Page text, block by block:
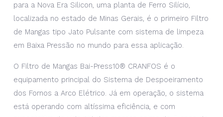
para a Nova Era Silicon, uma planta de Ferro Silício,
localizada no estado de Minas Gerais, é o primeiro Filtro
de Mangas tipo Jato Pulsante com sistema de limpeza
em Baixa Pressão no mundo para essa aplicação.
O Filtro de Mangas Bai-Press10® CRANFOS é o
equipamento principal do Sistema de Despoeiramento
dos Fornos a Arco Elétrico. Já em operação, o sistema
está operando com altíssima eficiência, e com